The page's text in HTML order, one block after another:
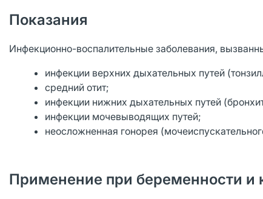
Показания
Инфекционно-воспалительные заболевания,
инфекции верхних дыхательных путей
средний отит;
инфекции нижних дыхательных путей
инфекции мочевыводящих путей;
неосложненная гонорея
Применение при беременности и